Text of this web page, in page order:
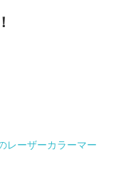
ーザーカラーマー